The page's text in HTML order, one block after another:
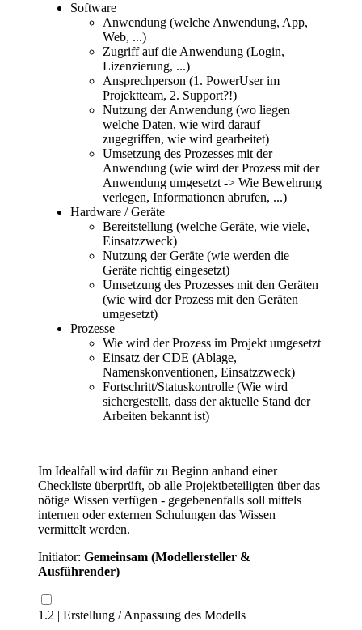
Software
Anwendung (welche Anwendung, App,
Web, ...)
Zugriff auf die Anwendung (Login,
Lizenzierung, ...)
Ansprechperson (1. PowerUser im
Projektteam, 2. Support?!)
Nutzung der Anwendung (wo liegen
welche Daten, wie wird darauf
zugegriffen, wie wird gearbeitet)
Umsetzung des Prozesses mit der
Anwendung (wie wird der Prozess mit der
Anwendung umgesetzt -> Wie Bewehrung
verlegen, Informationen abrufen, ...)
Hardware / Geräte
Bereitstellung (welche Geräte, wie viele,
Einsatzzweck)
Nutzung der Geräte (wie werden die
Geräte richtig eingesetzt)
Umsetzung des Prozesses mit den Geräten
(wie wird der Prozess mit den Geräten
umgesetzt)
Prozesse
Wie wird der Prozess im Projekt umgesetzt
Einsatz der CDE (Ablage,
Namenskonventionen, Einsatzzweck)
Fortschritt/Statuskontrolle (Wie wird
sichergestellt, dass der aktuelle Stand der
Arbeiten bekannt ist)
Im Idealfall wird dafür zu Beginn anhand einer
Checkliste überprüft, ob alle Projektbeteiligten über das
nötige Wissen verfügen - gegebenenfalls soll mittels
internen oder externen Schulungen das Wissen
vermittelt werden.
Initiator: Gemeinsam (Modellersteller &
Ausführender)
1.2 | Erstellung / Anpassung des Modells